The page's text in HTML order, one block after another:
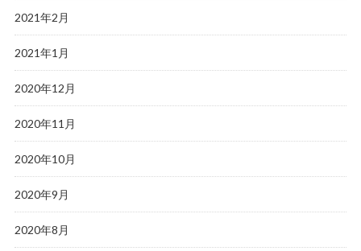
2021年2月
2021年1月
2020年12月
2020年11月
2020年10月
2020年9月
2020年8月